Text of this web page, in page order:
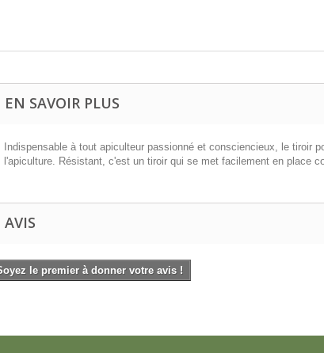
EN SAVOIR PLUS
Indispensable à tout apiculteur passionné et consciencieux, le tiroir
l'apiculture. Résistant, c'est un tiroir qui se met facilement en place
AVIS
le premier à donner votre avis !